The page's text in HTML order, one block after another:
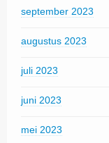
september 2023
augustus 2023
juli 2023
juni 2023
mei 2023